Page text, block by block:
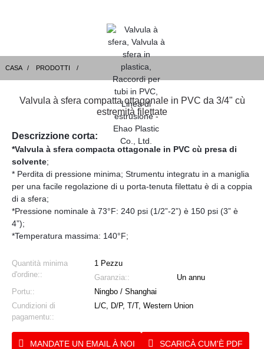
CASA PRODOTTI
Valvula à sfera compatta ottagonale in PVC da 3/4" cù
estremità filettate
Descrizzione corta:
*Valvula à sfera compacta ottagonale in PVC cù presa di
solvente;
* Perdita di pressione minima; Strumentu integratu in a maniglia
per una facile regolazione di u porta-tenuta filettatu è di a coppia
di a sfera;
*Pressione nominale à 73°F: 240 psi (1/2”-2”) è 150 psi (3” è
4”);
*Temperatura massima: 140°F;
Quantità minima
d'ordine::
1 Pezzu
Garanzia::
Un annu
Portu::
Ningbo / Shanghai
Cundizioni di
pagamentu::
L/C, D/P, T/T, Western Union
MANDATE UN EMAIL À NOI SCARICÀ CUM'È PDF